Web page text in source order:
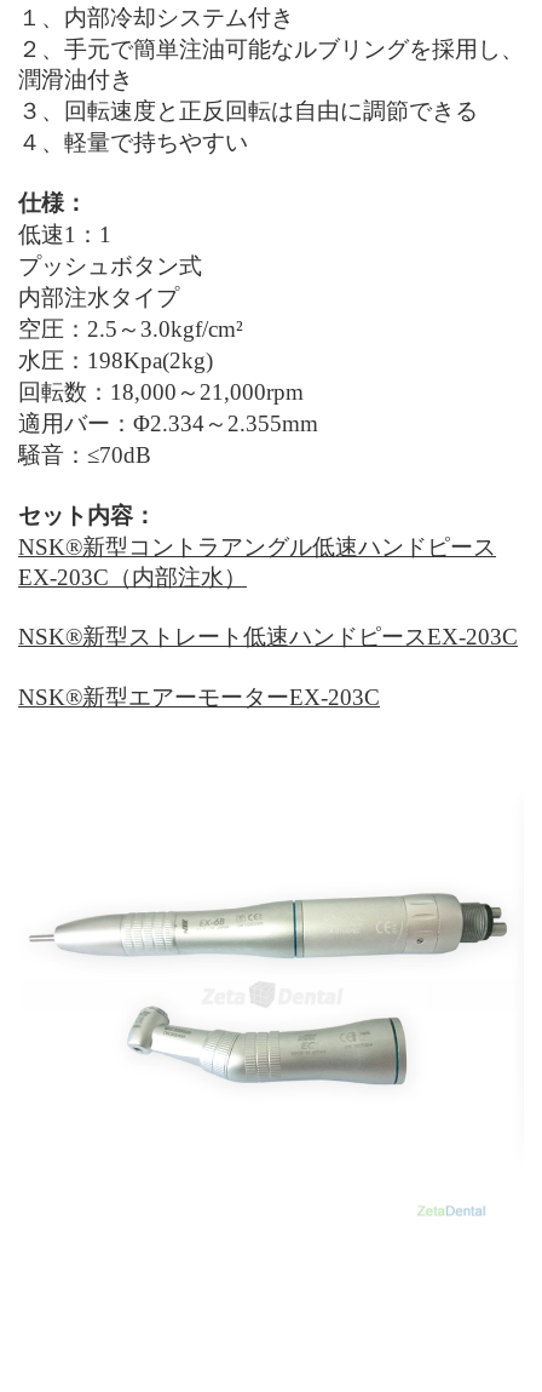
１、 内部冷却システム付き
２、 手元で簡単注油可能なルブリングを採用 し 、
潤滑油付き
３、 回転速度と正反回転は自由に調節できる
４、 軽量で持ちやすい
仕様：
低速1 ： 1
プッシュボタン式
内部注水タイプ
空圧： 2.5 ～ 3.0kgf/cm²
水圧： 198Kpa(2kg)
回転数： 18,000 ～ 21,000rpm
適用バー： Φ2.334～ 2.355mm
騒音： ≤70dB
セット内容：
NSK®新型コントラアングル低速ハンドピース
EX-203C（内部注水）
NSK®新型ストレート低速ハンドピースEX-203C
NSK®新型エアーモーターEX-203C